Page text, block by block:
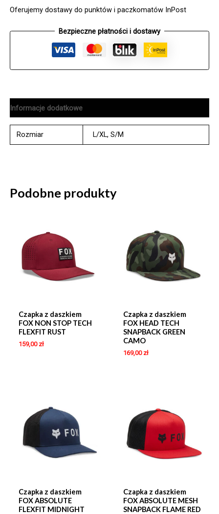
FLAME
Oferujemy dostawy do punktów i paczkomatów InPost
Bezpieczne płatności i dostawy
Informacje dodatkowe
Rozmiar L/XL, S/M
Podobne produkty
Czapka z daszkiem
FOX NON STOP TECH
FLEXFIT RUST
159,00 zł
Czapka z daszkiem
FOX HEAD TECH
SNAPBACK GREEN
CAMO
169,00 zł
Czapka z daszkiem
FOX ABSOLUTE
FLEXFIT MIDNIGHT
Czapka z daszkiem
FOX ABSOLUTE MESH
SNAPBACK FLAME RED